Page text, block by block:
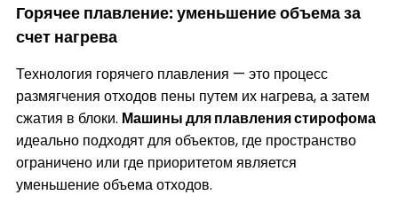
Горячее плавление: уменьшение объема за
счет нагрева
Технология горячего плавления — это процесс
размягчения отходов пены путем их нагрева, а затем
сжатия в блоки. Машины для плавления стирофома
идеально подходят для объектов, где пространство
ограничено или где приоритетом является
уменьшение объема отходов.